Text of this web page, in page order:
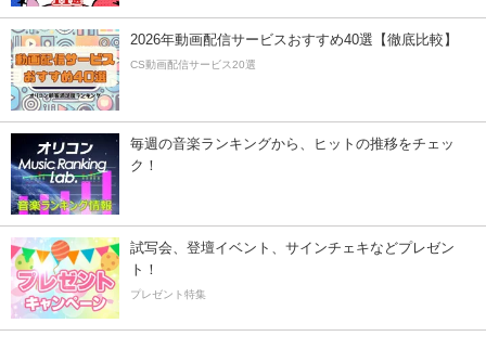
2026年動画配信サービスおすすめ40選【徹底比較】
CS動画配信サービス20選
毎週の音楽ランキングから、ヒットの推移をチェッ
ク！
試写会、登壇イベント、サインチェキなどプレゼン
ト！
プレゼント特集